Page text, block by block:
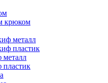
крюком
металл
пластик